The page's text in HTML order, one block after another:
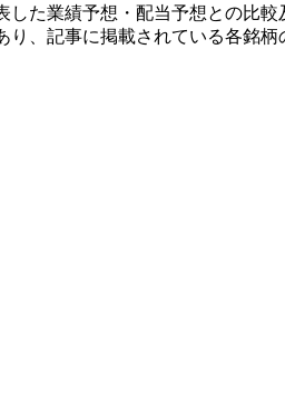
た業績予想・配当予想との比
、記事に掲載されている各銘